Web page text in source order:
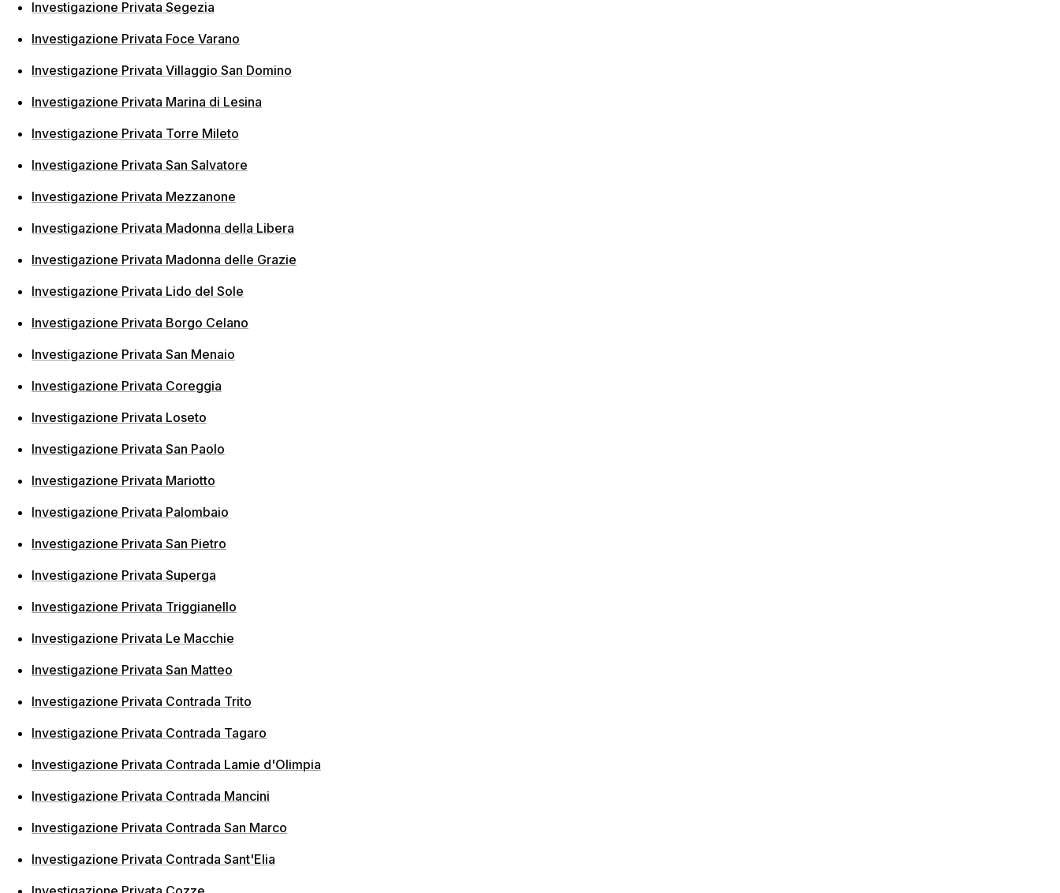
Investigazione Privata Segezia
Investigazione Privata Foce Varano
Investigazione Privata Villaggio San Domino
Investigazione Privata Marina di Lesina
Investigazione Privata Torre Mileto
Investigazione Privata San Salvatore
Investigazione Privata Mezzanone
Investigazione Privata Madonna della Libera
Investigazione Privata Madonna delle Grazie
Investigazione Privata Lido del Sole
Investigazione Privata Borgo Celano
Investigazione Privata San Menaio
Investigazione Privata Coreggia
Investigazione Privata Loseto
Investigazione Privata San Paolo
Investigazione Privata Mariotto
Investigazione Privata Palombaio
Investigazione Privata San Pietro
Investigazione Privata Superga
Investigazione Privata Triggianello
Investigazione Privata Le Macchie
Investigazione Privata San Matteo
Investigazione Privata Contrada Trito
Investigazione Privata Contrada Tagaro
Investigazione Privata Contrada Lamie d'Olimpia
Investigazione Privata Contrada Mancini
Investigazione Privata Contrada San Marco
Investigazione Privata Contrada Sant'Elia